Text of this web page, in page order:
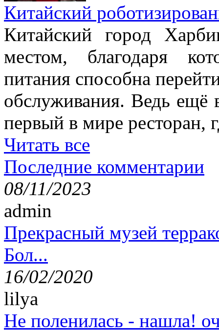
Китайский
Китайский город
местом, благодаря
питания способна
обслуживания. Ведь ещё
первый в мире ресторан,
Читать все
Последние комментарии
08/11/2023
admin
Прекрасный музей
Бол...
16/02/2020
lilya
Не поленилась - нашла!